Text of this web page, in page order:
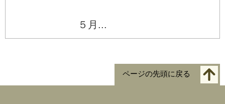
５月...
ページの先頭に戻る